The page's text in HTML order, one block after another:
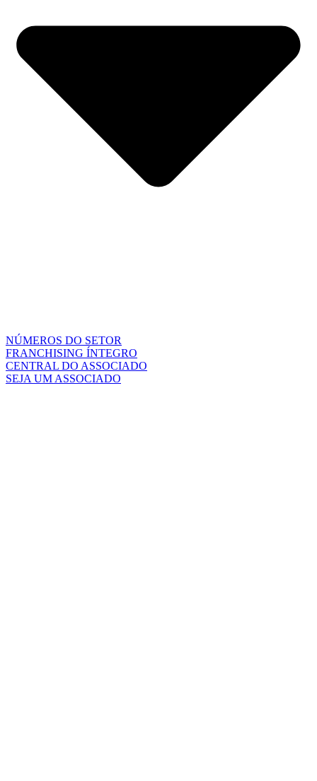
NÚMEROS DO SETOR
FRANCHISING ÍNTEGRO
CENTRAL DO ASSOCIADO
SEJA UM ASSOCIADO